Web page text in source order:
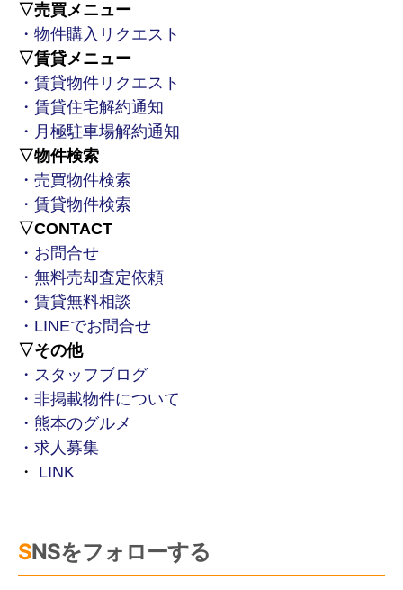
▽売買メニュー
・物件購入リクエスト
▽賃貸メニュー
・賃貸物件リクエスト
・賃貸住宅解約通知
・月極駐車場解約通知
▽物件検索
・売買物件検索
・賃貸物件検索
▽CONTACT
・お問合せ
・無料売却査定依頼
・賃貸無料相談
・LINEでお問合せ
▽その他
・スタッフブログ
・非掲載物件について
・熊本のグルメ
・求人募集
・ LINK
SNSをフォローする